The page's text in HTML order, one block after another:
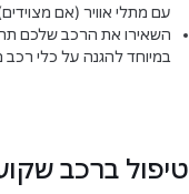
עם מתלי אוויר (אם
השאירו את הרכב שלכם
במיוחד להגנה על כלי
טיפול ברכב